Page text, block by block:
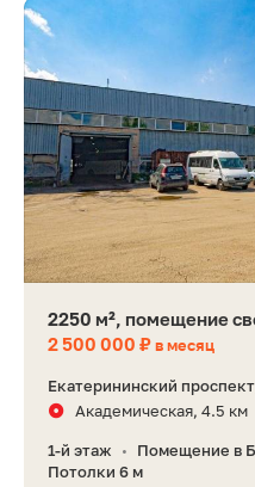
2250 м², помещение
2 500 000 ₽в месяц
Екатерининский
Академическая, 4.5 км
1-й этаж • Помещение в
Потолки 6 м